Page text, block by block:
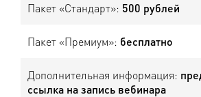
Пакет «Стандарт»: 500 рублей
Пакет «Премиум»: бесплатно
Дополнительная информация:
ссылка на запись вебинара